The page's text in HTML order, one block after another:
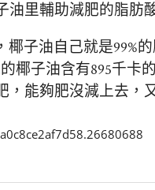
油里輔助減肥的脂肪
椰子油自己就是99%
椰子油含有895千卡
，能夠肥沒減上去，